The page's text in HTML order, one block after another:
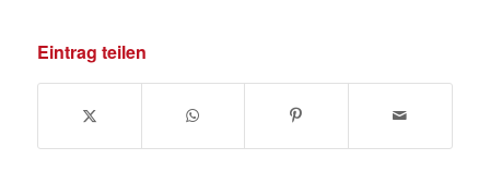
Eintrag teilen